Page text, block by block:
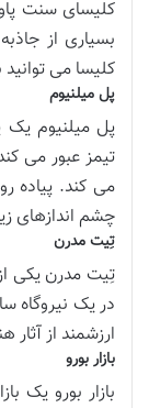
کلیسای سنت
بسیاری از
کلیسا می توانید
پل میلنیوم
پل میلنیوم یک
تیمز عبور می
می کند.
چشم اندازهای
تِیت مدرن
تِیت مدرن یکی
در یک نیروگاه
ارزشمند از
بازار بورو
بازار بورو یک